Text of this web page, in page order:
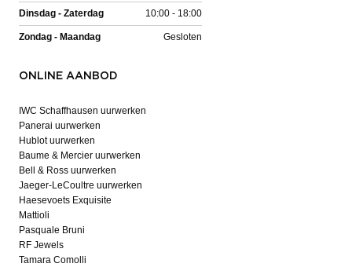
Dinsdag - Zaterdag 10:00 - 18:00
Zondag - Maandag Gesloten
ONLINE AANBOD
IWC Schaffhausen uurwerken
Panerai uurwerken
Hublot uurwerken
Baume & Mercier uurwerken
Bell & Ross uurwerken
Jaeger-LeCoultre uurwerken
Haesevoets Exquisite
Mattioli
Pasquale Bruni
RF Jewels
Tamara Comolli